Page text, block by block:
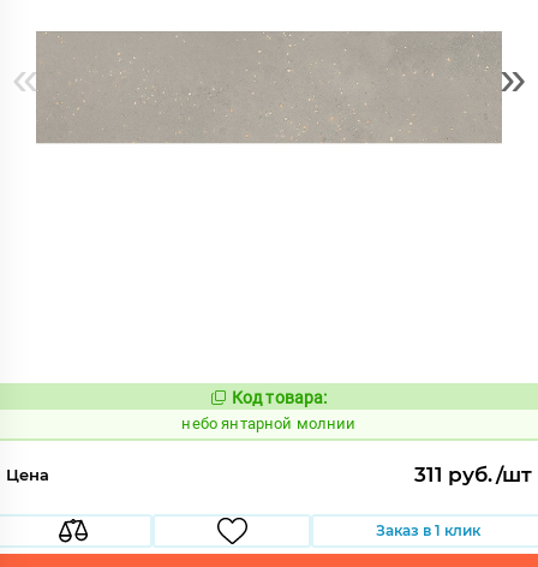
« »
Код:
1124803
Код товара:
небо янтарной молнии
Цена 311 руб./шт
Заказ в 1 клик